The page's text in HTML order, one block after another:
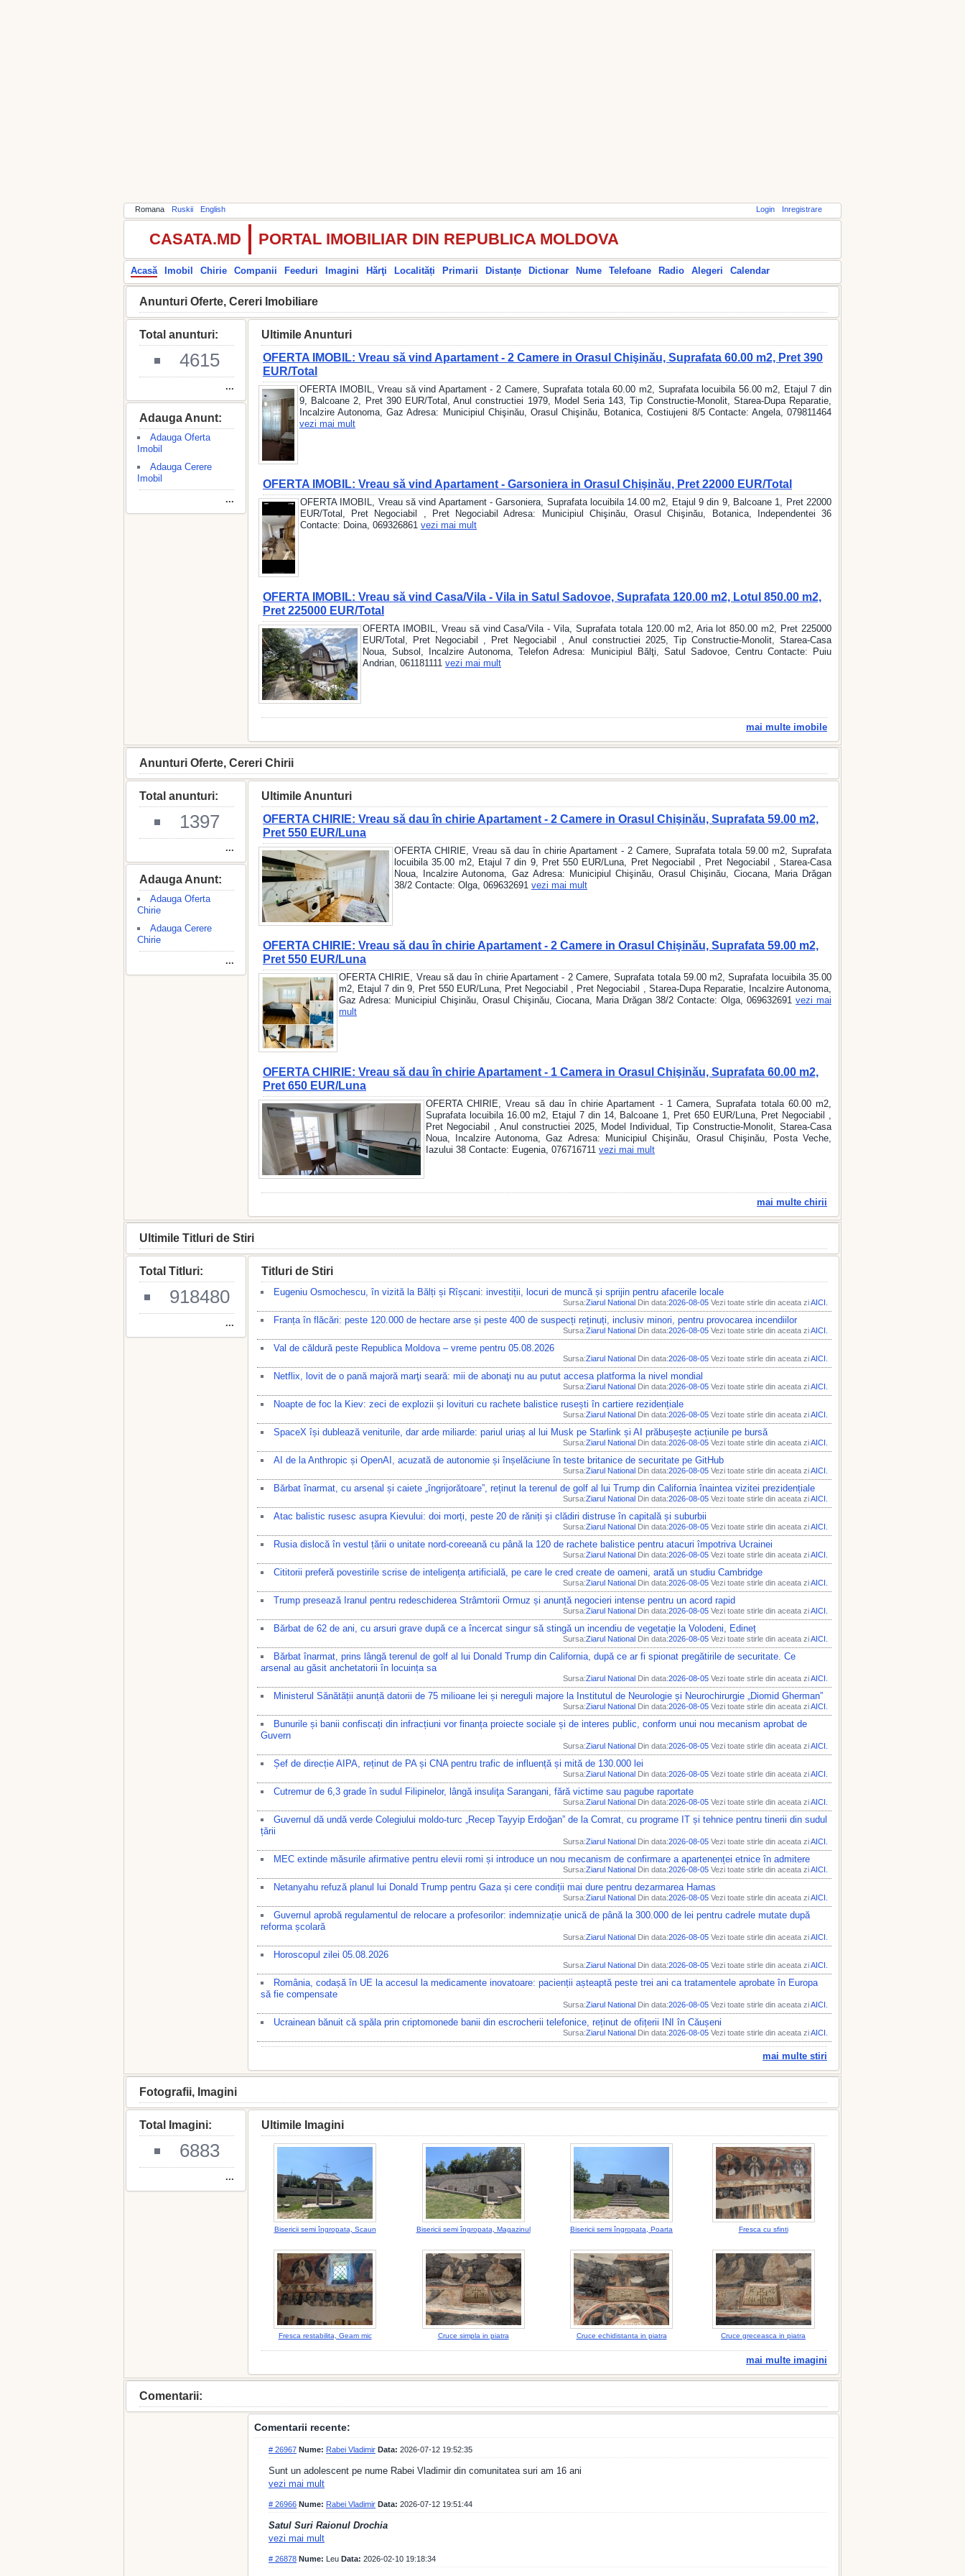
Romana Ruskii English Login Inregistrare
CASATA.MD PORTAL IMOBILIAR DIN REPUBLICA MOLDOVA
Acasă Imobil Chirie Companii Feeduri Imagini Hărţi Localități Primarii Distanțe Dictionar Nume Telefoane Radio Alegeri Calendar
Anunturi Oferte, Cereri Imobiliare
Total anunturi:
4615
...
Adauga Anunt:
Adauga Oferta
Imobil
Adauga Cerere
Imobil
...
Ultimile Anunturi
OFERTA IMOBIL: Vreau să vind Apartament - 2 Camere in Orasul Chişinău, Suprafata 60.00 m2, Pret 390
EUR/Total
OFERTA IMOBIL, Vreau să vind Apartament - 2 Camere, Suprafata totala 60.00 m2, Suprafata locuibila 56.00 m2, Etajul 7 din
9, Balcoane 2, Pret 390 EUR/Total, Anul constructiei 1979, Model Seria 143, Tip Constructie-Monolit, Starea-Dupa Reparatie,
Incalzire Autonoma, Gaz Adresa: Municipiul Chişinău, Orasul Chişinău, Botanica, Costiujeni 8/5 Contacte: Angela, 079811464
vezi mai mult
OFERTA IMOBIL: Vreau să vind Apartament - Garsoniera in Orasul Chişinău, Pret 22000 EUR/Total
OFERTA IMOBIL, Vreau să vind Apartament - Garsoniera, Suprafata locuibila 14.00 m2, Etajul 9 din 9, Balcoane 1, Pret 22000
EUR/Total, Pret Negociabil , Pret Negociabil Adresa: Municipiul Chişinău, Orasul Chişinău, Botanica, Independentei 36
Contacte: Doina, 069326861 vezi mai mult
OFERTA IMOBIL: Vreau să vind Casa/Vila - Vila in Satul Sadovoe, Suprafata 120.00 m2, Lotul 850.00 m2,
Pret 225000 EUR/Total
OFERTA IMOBIL, Vreau să vind Casa/Vila - Vila, Suprafata totala 120.00 m2, Aria lot 850.00 m2, Pret 225000
EUR/Total, Pret Negociabil , Pret Negociabil , Anul constructiei 2025, Tip Constructie-Monolit, Starea-Casa
Noua, Subsol, Incalzire Autonoma, Telefon Adresa: Municipiul Bălţi, Satul Sadovoe, Centru Contacte: Puiu
Andrian, 061181111 vezi mai mult
mai multe imobile
Anunturi Oferte, Cereri Chirii
Total anunturi:
1397
...
Adauga Anunt:
Adauga Oferta
Chirie
Adauga Cerere
Chirie
...
Ultimile Anunturi
OFERTA CHIRIE: Vreau să dau în chirie Apartament - 2 Camere in Orasul Chişinău, Suprafata 59.00 m2,
Pret 550 EUR/Luna
OFERTA CHIRIE, Vreau să dau în chirie Apartament - 2 Camere, Suprafata totala 59.00 m2, Suprafata
locuibila 35.00 m2, Etajul 7 din 9, Pret 550 EUR/Luna, Pret Negociabil , Pret Negociabil , Starea-Casa
Noua, Incalzire Autonoma, Gaz Adresa: Municipiul Chişinău, Orasul Chişinău, Ciocana, Maria Drăgan
38/2 Contacte: Olga, 069632691 vezi mai mult
OFERTA CHIRIE: Vreau să dau în chirie Apartament - 2 Camere in Orasul Chişinău, Suprafata 59.00 m2,
Pret 550 EUR/Luna
OFERTA CHIRIE, Vreau să dau în chirie Apartament - 2 Camere, Suprafata totala 59.00 m2, Suprafata locuibila 35.00
m2, Etajul 7 din 9, Pret 550 EUR/Luna, Pret Negociabil , Pret Negociabil , Starea-Dupa Reparatie, Incalzire Autonoma,
Gaz Adresa: Municipiul Chişinău, Orasul Chişinău, Ciocana, Maria Drăgan 38/2 Contacte: Olga, 069632691 vezi mai
mult
OFERTA CHIRIE: Vreau să dau în chirie Apartament - 1 Camera in Orasul Chişinău, Suprafata 60.00 m2,
Pret 650 EUR/Luna
OFERTA CHIRIE, Vreau să dau în chirie Apartament - 1 Camera, Suprafata totala 60.00 m2,
Suprafata locuibila 16.00 m2, Etajul 7 din 14, Balcoane 1, Pret 650 EUR/Luna, Pret Negociabil ,
Pret Negociabil , Anul constructiei 2025, Model Individual, Tip Constructie-Monolit, Starea-Casa
Noua, Incalzire Autonoma, Gaz Adresa: Municipiul Chişinău, Orasul Chişinău, Posta Veche,
Iazului 38 Contacte: Eugenia, 076716711 vezi mai mult
mai multe chirii
Ultimile Titluri de Stiri
Total Titluri:
918480
...
Titluri de Stiri
Eugeniu Osmochescu, în vizită la Bălți și Rîșcani: investiții, locuri de muncă și sprijin pentru afacerile locale
Sursa:Ziarul National Din data:2026-08-05 Vezi toate stirle din aceata ziAICI.
Franța în flăcări: peste 120.000 de hectare arse și peste 400 de suspecți reținuți, inclusiv minori, pentru provocarea incendiilor
Sursa:Ziarul National Din data:2026-08-05 Vezi toate stirle din aceata ziAICI.
Val de căldură peste Republica Moldova – vreme pentru 05.08.2026
Sursa:Ziarul National Din data:2026-08-05 Vezi toate stirle din aceata ziAICI.
Netflix, lovit de o pană majoră marţi seară: mii de abonaţi nu au putut accesa platforma la nivel mondial
Sursa:Ziarul National Din data:2026-08-05 Vezi toate stirle din aceata ziAICI.
Noapte de foc la Kiev: zeci de explozii și lovituri cu rachete balistice rusești în cartiere rezidențiale
Sursa:Ziarul National Din data:2026-08-05 Vezi toate stirle din aceata ziAICI.
SpaceX își dublează veniturile, dar arde miliarde: pariul uriaș al lui Musk pe Starlink și AI prăbușește acțiunile pe bursă
Sursa:Ziarul National Din data:2026-08-05 Vezi toate stirle din aceata ziAICI.
AI de la Anthropic și OpenAI, acuzată de autonomie și înșelăciune în teste britanice de securitate pe GitHub
Sursa:Ziarul National Din data:2026-08-05 Vezi toate stirle din aceata ziAICI.
Bărbat înarmat, cu arsenal și caiete „îngrijorătoare”, reținut la terenul de golf al lui Trump din California înaintea vizitei prezidențiale
Sursa:Ziarul National Din data:2026-08-05 Vezi toate stirle din aceata ziAICI.
Atac balistic rusesc asupra Kievului: doi morți, peste 20 de răniți și clădiri distruse în capitală și suburbii
Sursa:Ziarul National Din data:2026-08-05 Vezi toate stirle din aceata ziAICI.
Rusia dislocă în vestul țării o unitate nord-coreeană cu până la 120 de rachete balistice pentru atacuri împotriva Ucrainei
Sursa:Ziarul National Din data:2026-08-05 Vezi toate stirle din aceata ziAICI.
Cititorii preferă povestirile scrise de inteligența artificială, pe care le cred create de oameni, arată un studiu Cambridge
Sursa:Ziarul National Din data:2026-08-05 Vezi toate stirle din aceata ziAICI.
Trump presează Iranul pentru redeschiderea Strâmtorii Ormuz și anunță negocieri intense pentru un acord rapid
Sursa:Ziarul National Din data:2026-08-05 Vezi toate stirle din aceata ziAICI.
Bărbat de 62 de ani, cu arsuri grave după ce a încercat singur să stingă un incendiu de vegetație la Volodeni, Edineț
Sursa:Ziarul National Din data:2026-08-05 Vezi toate stirle din aceata ziAICI.
Bărbat înarmat, prins lângă terenul de golf al lui Donald Trump din California, după ce ar fi spionat pregătirile de securitate. Ce
arsenal au găsit anchetatorii în locuința sa
Sursa:Ziarul National Din data:2026-08-05 Vezi toate stirle din aceata ziAICI.
Ministerul Sănătății anunță datorii de 75 milioane lei și nereguli majore la Institutul de Neurologie și Neurochirurgie „Diomid Gherman”
Sursa:Ziarul National Din data:2026-08-05 Vezi toate stirle din aceata ziAICI.
Bunurile și banii confiscați din infracțiuni vor finanța proiecte sociale și de interes public, conform unui nou mecanism aprobat de
Guvern
Sursa:Ziarul National Din data:2026-08-05 Vezi toate stirle din aceata ziAICI.
Șef de direcție AIPA, reținut de PA și CNA pentru trafic de influență și mită de 130.000 lei
Sursa:Ziarul National Din data:2026-08-05 Vezi toate stirle din aceata ziAICI.
Cutremur de 6,3 grade în sudul Filipinelor, lângă insuliţa Sarangani, fără victime sau pagube raportate
Sursa:Ziarul National Din data:2026-08-05 Vezi toate stirle din aceata ziAICI.
Guvernul dă undă verde Colegiului moldo-turc „Recep Tayyip Erdoğan” de la Comrat, cu programe IT și tehnice pentru tinerii din sudul
țării
Sursa:Ziarul National Din data:2026-08-05 Vezi toate stirle din aceata ziAICI.
MEC extinde măsurile afirmative pentru elevii romi și introduce un nou mecanism de confirmare a apartenenței etnice în admitere
Sursa:Ziarul National Din data:2026-08-05 Vezi toate stirle din aceata ziAICI.
Netanyahu refuză planul lui Donald Trump pentru Gaza și cere condiții mai dure pentru dezarmarea Hamas
Sursa:Ziarul National Din data:2026-08-05 Vezi toate stirle din aceata ziAICI.
Guvernul aprobă regulamentul de relocare a profesorilor: indemnizație unică de până la 300.000 de lei pentru cadrele mutate după
reforma școlară
Sursa:Ziarul National Din data:2026-08-05 Vezi toate stirle din aceata ziAICI.
Horoscopul zilei 05.08.2026
Sursa:Ziarul National Din data:2026-08-05 Vezi toate stirle din aceata ziAICI.
România, codașă în UE la accesul la medicamente inovatoare: pacienții așteaptă peste trei ani ca tratamentele aprobate în Europa
să fie compensate
Sursa:Ziarul National Din data:2026-08-05 Vezi toate stirle din aceata ziAICI.
Ucrainean bănuit că spăla prin criptomonede banii din escrocherii telefonice, reținut de ofițerii INI în Căușeni
Sursa:Ziarul National Din data:2026-08-05 Vezi toate stirle din aceata ziAICI.
mai multe stiri
Fotografii, Imagini
Total Imagini:
6883
...
Ultimile Imagini
Bisericii semi îngropata, Scaun Bisericii semi îngropata, Magazinul Bisericii semi îngropata, Poarta Fresca cu sfinti
Fresca restabilita, Geam mic Cruce simpla in piatra Cruce echidistanta in piatra Cruce greceasca in piatra
mai multe imagini
Comentarii:
Comentarii recente:
# 26967 Nume: Rabei Vladimir Data: 2026-07-12 19:52:35
Sunt un adolescent pe nume Rabei Vladimir din comunitatea suri am 16 ani
vezi mai mult
# 26966 Nume: Rabei Vladimir Data: 2026-07-12 19:51:44
Satul Suri Raionul Drochia
vezi mai mult
# 26878 Nume: Leu Data: 2026-02-10 19:18:34